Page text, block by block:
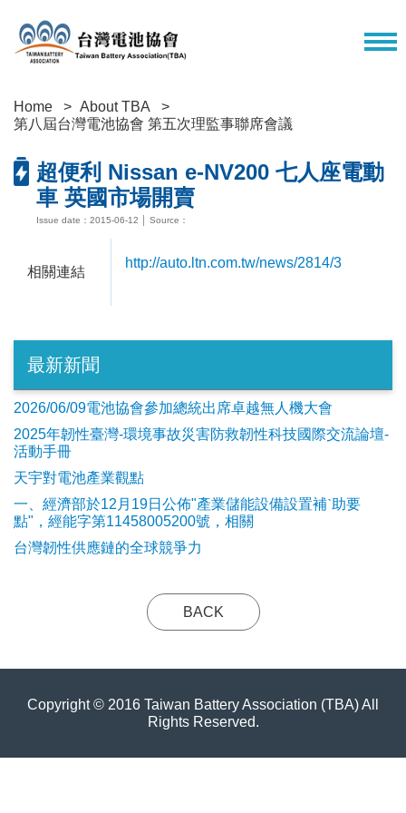
Home
About TBA
第八屆台灣電池協會 第五次理監事聯席會議
超便利 Nissan e-NV200 七人座電動
車 英國市場開賣
Issue date：2015-06-12 │ Source：
相關連結
http://auto.ltn.com.tw/news/2814/3
最新新聞
2026/06/09電池協會參加總統出席卓越無人機大會
2025年韌性臺灣-環境事故災害防救韌性科技國際交流論壇-
活動手冊
天宇對電池產業觀點
​一、經濟部於12月19日公佈"產業儲能設備設置補ˋ助要
點"，經能字第11458005200號，相關
台灣韌性供應鏈的全球競爭力
BACK
Copyright © 2016 Taiwan Battery Association (TBA) All
Rights Reserved.